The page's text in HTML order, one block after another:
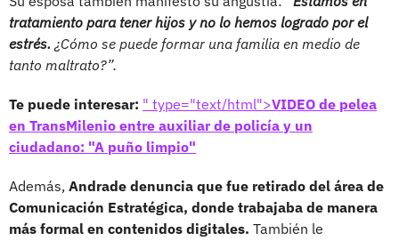
tratamiento para tener hijos y no lo hemos logrado por el
estrés. ¿Cómo se puede formar una familia en medio de
tanto maltrato?”.
Te puede interesar: " type="text/html">VIDEO de pelea
en TransMilenio entre auxiliar de policía y un
ciudadano: "A puño limpio"
Además, Andrade denuncia que fue retirado del área de
Comunicación Estratégica, donde trabajaba de manera
más formal en contenidos digitales. También le